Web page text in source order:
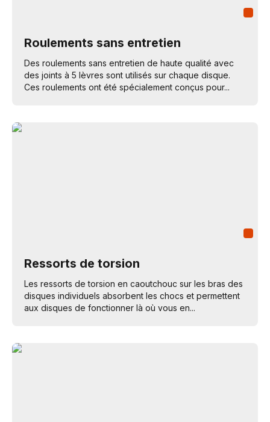
Roulements sans entretien
Des roulements sans entretien de haute qualité avec
des joints à 5 lèvres sont utilisés sur chaque disque.
Ces roulements ont été spécialement conçus pour...
Ressorts de torsion
Les ressorts de torsion en caoutchouc sur les bras des
disques individuels absorbent les chocs et permettent
aux disques de fonctionner là où vous en...